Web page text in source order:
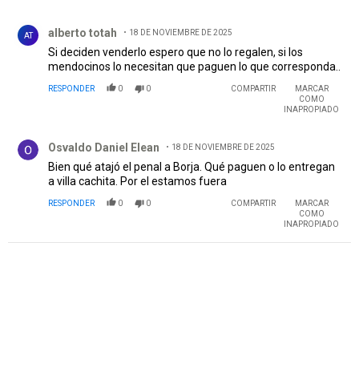
AT alberto totah 18 DE NOVIEMBRE DE 2025
Si deciden venderlo espero que no lo regalen, si los
mendocinos lo necesitan que paguen lo que corresponda..
RESPONDER 0 0 COMPARTIR
MARCAR
COMO
INAPROPIADO
Osvaldo Daniel Elean 18 DE NOVIEMBRE DE 2025
Bien qué atajó el penal a Borja. Qué paguen o lo entregan
a villa cachita. Por el estamos fuera
RESPONDER 0 0 COMPARTIR
MARCAR
COMO
INAPROPIADO